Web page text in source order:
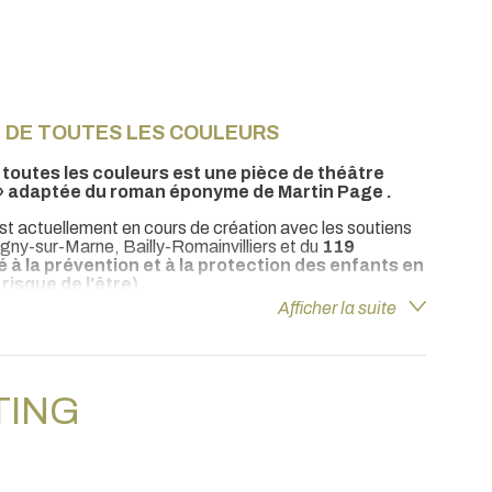
protection de l’enfance. Il intervient en Théâtre Forum
et crée actuellement son deuxième spectacle,
cette raison qu’elles quittent leur monde pour se
jusqu’au notre. »
Connolly
DE TOUTES LES COULEURS
toutes les couleurs est une pièce de théâtre
adaptée du roman éponyme de Martin Page .
actuellement en cours de création avec les soutiens
sur-Marne, Bailly-Romainvilliers et du 119
à la prévention et à la protection des enfants en
de l'être)
d'une vie : celle d'un gamin qui pourrait être
fort et poignant sur la maltraitance
ce fléau qui nous touche tous de près ou de
Afficher la suite